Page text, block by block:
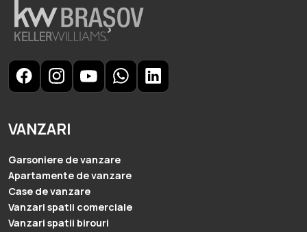
VANZARI
Garsoniere de vanzare
Apartamente de vanzare
Case de vanzare
Vanzari spatii comerciale
Vanzari spatii birouri